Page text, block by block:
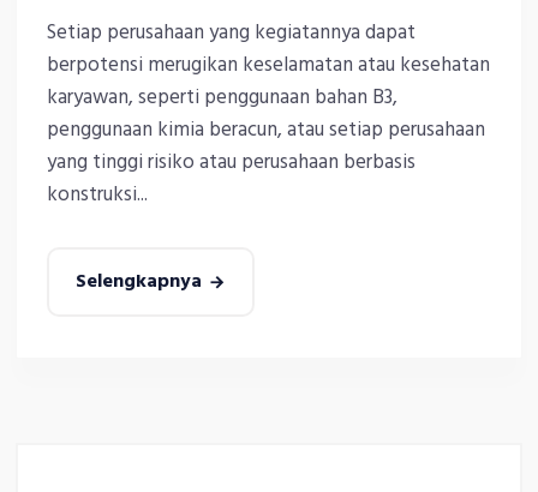
Setiap perusahaan yang kegiatannya dapat
berpotensi merugikan keselamatan atau kesehatan
karyawan, seperti penggunaan bahan B3,
penggunaan kimia beracun, atau setiap perusahaan
yang tinggi risiko atau perusahaan berbasis
konstruksi...
Selengkapnya